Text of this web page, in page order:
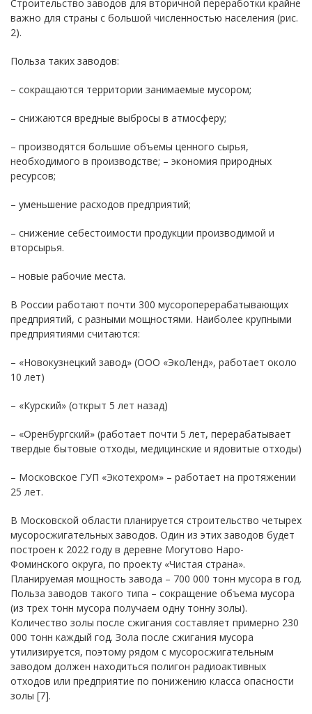
Строительство заводов для вторичной переработки крайне
важно для страны с большой численностью населения (рис.
2).
Польза таких заводов:
– сокращаются территории занимаемые мусором;
– снижаются вредные выбросы в атмосферу;
– производятся большие объемы ценного сырья,
необходимого в производстве; – экономия природных
ресурсов;
– уменьшение расходов предприятий;
– снижение себестоимости продукции производимой и
вторсырья.
– новые рабочие места.
В России работают почти 300 мусороперерабатывающих
предприятий, с разными мощностями. Наиболее крупными
предприятиями считаются:
– «Новокузнецкий завод» (ООО «ЭкоЛенд», работает около
10 лет)
– «Курский» (открыт 5 лет назад)
– «Оренбургский» (работает почти 5 лет, перерабатывает
твердые бытовые отходы, медицинские и ядовитые отходы)
– Московское ГУП «Экотехром» – работает на протяжении
25 лет.
В Московской области планируется строительство четырех
мусоросжигательных заводов. Один из этих заводов будет
построен к 2022 году в деревне Могутово Наро-
Фоминского округа, по проекту «Чистая страна».
Планируемая мощность завода – 700 000 тонн мусора в год.
Польза заводов такого типа – сокращение объема мусора
(из трех тонн мусора получаем одну тонну золы).
Количество золы после сжигания составляет примерно 230
000 тонн каждый год. Зола после сжигания мусора
утилизируется, поэтому рядом с мусоросжигательным
заводом должен находиться полигон радиоактивных
отходов или предприятие по понижению класса опасности
золы [7].